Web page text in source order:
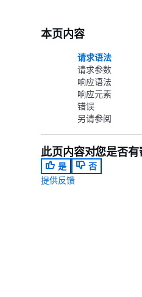
本页内容
请求语法
请求参数
响应语法
响应元素
错误
另请参阅
此页内容对您是否有
是
否
提供反馈